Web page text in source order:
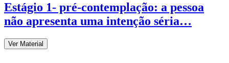
Estágio 1- pré-contemplação: a pessoa
não apresenta uma intenção séria…
Ver Material